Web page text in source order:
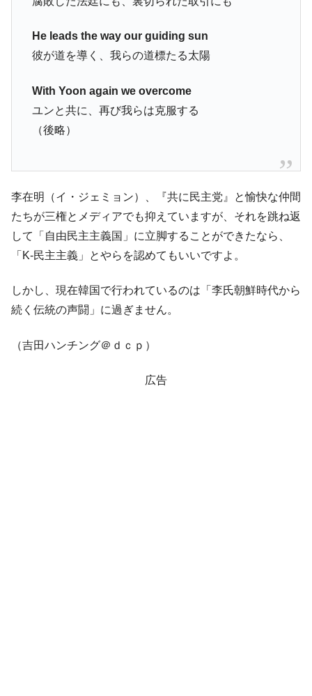
He leads the way our guiding sun
彼が道を導く、我らの道標たる太陽
With Yoon again we overcome
ユンと共に、再び我らは克服する
（後略）
李在明（イ・ジェミョン）、『共に民主党』と愉快な仲間
たちが三権とメディアでも抑えていますが、それを跳ね返
して「自由民主主義国」に立脚することができたなら、
「K-民主主義」とやらを認めてもいいですよ。
しかし、現在韓国で行われているのは「李氏朝鮮時代から
続く伝統の声闘」に過ぎません。
（吉田ハンチング＠ｄｃｐ）
広告